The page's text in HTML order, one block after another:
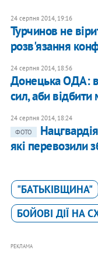
24 серпня 2014, 19:16
Турчинов не
розв'язання
24 серпня 2014, 18:56
Донецька ОДА: в
сил, аби
24 серпня 2014, 18:24
ФОТО
які перевозили
"БАТЬКІВЩИНА"
БОЙОВІ ДІЇ НА
РЕКЛАМА